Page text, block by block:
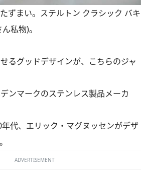
ずまい。ステルトン クラシック バキ
私物)。
るグッドデザインが、こちらのジャ
ンマークのステンレス製品メーカ
代、エリック・マグヌッセンがデザ
ADVERTISEMENT